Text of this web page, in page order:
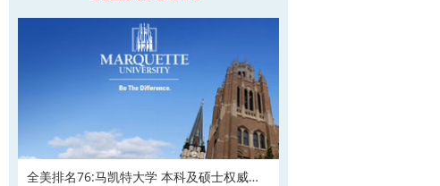
全美排名76:马凯特大学 本科及硕士权威申